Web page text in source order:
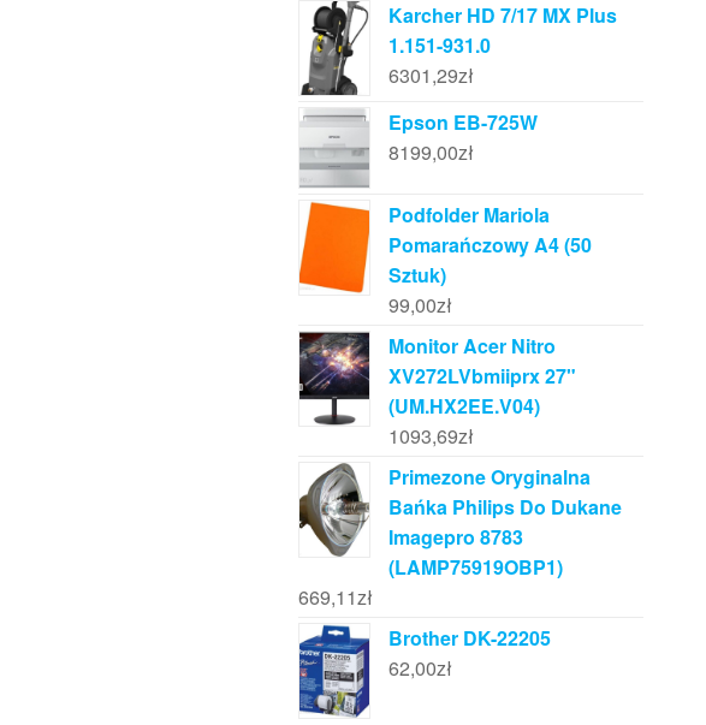
Karcher HD 7/17 MX Plus
1.151-931.0
6301,29zł
Epson EB-725W
8199,00zł
Podfolder Mariola
Pomarańczowy A4 (50
Sztuk)
99,00zł
Monitor Acer Nitro
XV272LVbmiiprx 27"
(UM.HX2EE.V04)
1093,69zł
Primezone Oryginalna
Bańka Philips Do Dukane
Imagepro 8783
(LAMP75919OBP1)
669,11zł
Brother DK-22205
62,00zł